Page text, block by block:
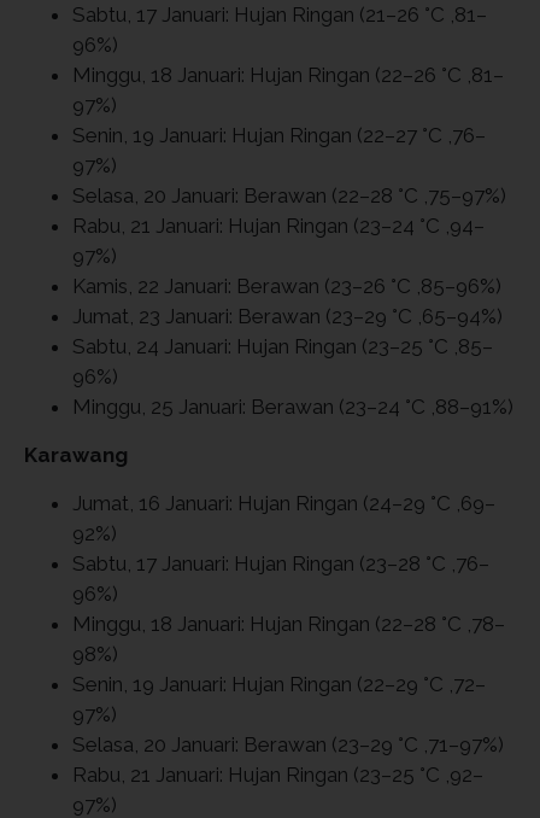
Sabtu, 17 Januari: Hujan Ringan (21–26 °C ,81–
96%)
Minggu, 18 Januari: Hujan Ringan (22–26 °C ,81–
97%)
Senin, 19 Januari: Hujan Ringan (22–27 °C ,76–
97%)
Selasa, 20 Januari: Berawan (22–28 °C ,75–97%)
Rabu, 21 Januari: Hujan Ringan (23–24 °C ,94–
97%)
Kamis, 22 Januari: Berawan (23–26 °C ,85–96%)
Jumat, 23 Januari: Berawan (23–29 °C ,65–94%)
Sabtu, 24 Januari: Hujan Ringan (23–25 °C ,85–
96%)
Minggu, 25 Januari: Berawan (23–24 °C ,88–91%)
Karawang
Jumat, 16 Januari: Hujan Ringan (24–29 °C ,69–
92%)
Sabtu, 17 Januari: Hujan Ringan (23–28 °C ,76–
96%)
Minggu, 18 Januari: Hujan Ringan (22–28 °C ,78–
98%)
Senin, 19 Januari: Hujan Ringan (22–29 °C ,72–
97%)
Selasa, 20 Januari: Berawan (23–29 °C ,71–97%)
Rabu, 21 Januari: Hujan Ringan (23–25 °C ,92–
97%)